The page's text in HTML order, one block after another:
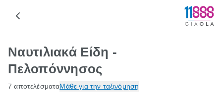
Ναυτιλιακά Είδη -
Πελοπόννησος
7 αποτελέσματαΜάθε για την ταξινόμηση